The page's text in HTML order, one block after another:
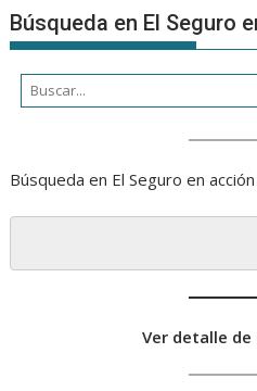
Búsqueda en El Seguro
Búsqueda en El Seguro en
Ver detalle